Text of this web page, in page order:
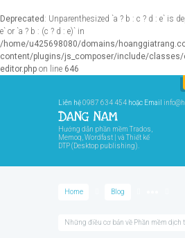
Deprecated : Unparenthesized `a ? b : c ? d : e` is
e` or `a ? b : (c ? d : e)` in
/home/u425698080/domains/
content/plugins/js_composer/include/
editor.php on line 646
Liên hệ0987 634 454 hoặc Email
Hướng dẫn phần mềm Trados,
Memoq, Wordfast | và Thiết kế
DTP (Desktop publishing).
Home Blog
Những điều cơ bản về Phần mềm dịch